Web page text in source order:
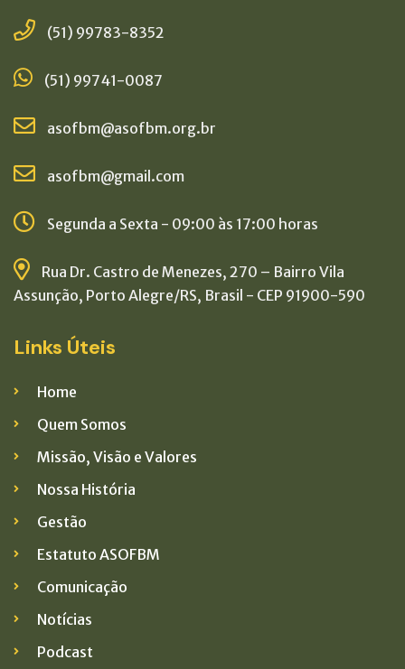
(51) 99783-8352
(51) 99741-0087
asofbm@asofbm.org.br
asofbm@gmail.com
Segunda a Sexta - 09:00 às 17:00 horas
Rua Dr. Castro de Menezes, 270 – Bairro Vila
Assunção, Porto Alegre/RS, Brasil - CEP 91900-590
Links Úteis
Home
Quem Somos
Missão, Visão e Valores
Nossa História
Gestão
Estatuto ASOFBM
Comunicação
Notícias
Podcast